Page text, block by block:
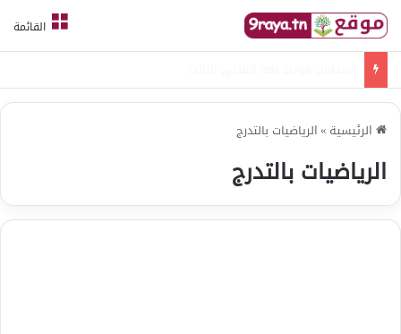
القائمة
الرئيسية »الرياضيات بالتدرج
الرياضيات بالتدرج